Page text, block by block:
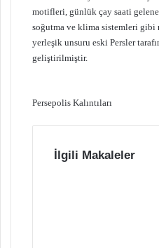
motifleri, günlük çay saati
soğutma ve klima sistemleri gibi
yerleşik unsuru eski Persler
geliştirilmiştir.
Persepolis Kalıntıları
İlgili Makaleler